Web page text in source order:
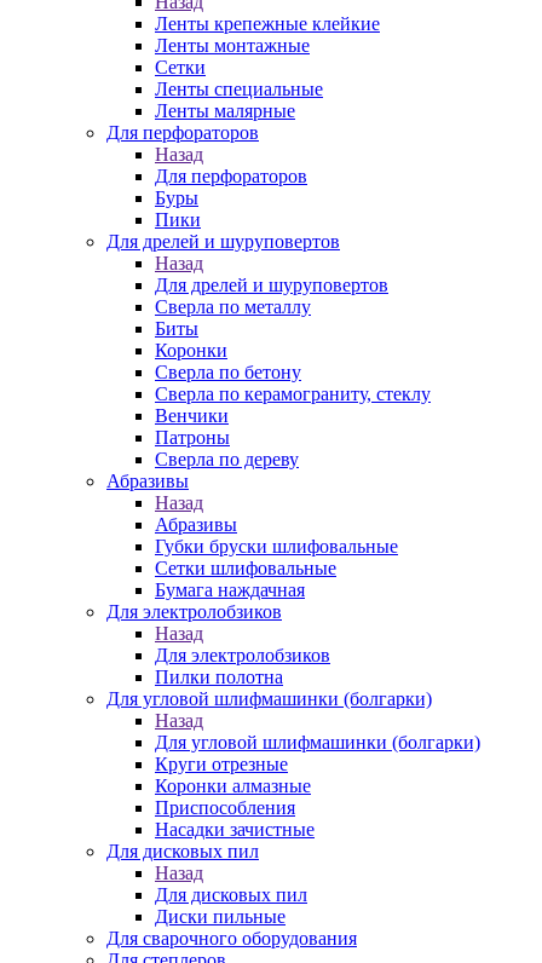
Ленты крепежные клейкие
Ленты монтажные
Сетки
Ленты специальные
Ленты малярные
Для перфораторов
Назад
Для перфораторов
Буры
Пики
Для дрелей и шуруповертов
Назад
Для дрелей и шуруповертов
Сверла по металлу
Биты
Коронки
Сверла по бетону
Сверла по керамограниту, стеклу
Венчики
Патроны
Сверла по дереву
Абразивы
Назад
Абразивы
Губки бруски шлифовальные
Сетки шлифовальные
Бумага наждачная
Для электролобзиков
Назад
Для электролобзиков
Пилки полотна
Для угловой шлифмашинки (болгарки)
Назад
Для угловой шлифмашинки (болгарки)
Круги отрезные
Коронки алмазные
Приспособления
Насадки зачистные
Для дисковых пил
Назад
Для дисковых пил
Диски пильные
Для сварочного оборудования